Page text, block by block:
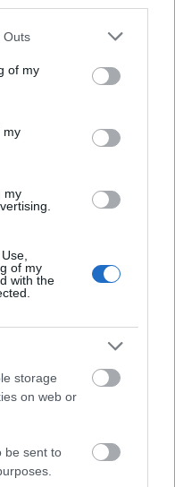
one or more Google
You may click to
its third-party tags to
in below Google
Outs
of my
my
my
of my
with the
storage
on web or
be sent to
tervezzük a
A mai bejegyzés és
tippjei